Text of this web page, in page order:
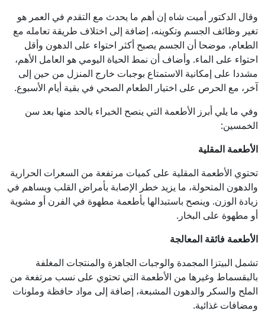
وقال الدكتور أميت شاه إن أهم ما يحدث مع التقدم في العمر هو
تغير وظائف الجسم وتكوينه، إضافة إلى اختلاف طريقة تعامله مع
الطعام، موضحا أن الجسم يصبح أكثر احتواء على الدهون وأقل
احتواء على الماء. وأضاف أن نمط الحياة اليومي هو العامل الأهم،
مشددا على إمكانية الاستمتاع بوجبات خارج المنزل من حين إلى
آخر، مع الحرص على اختيار الطعام الصحي في بقية أيام الأسبوع.
وفي ما يلي أبرز الأطعمة التي ينصح الخبراء بالحد منها بعد سن
الخمسين:
الأطعمة المقلية
تحتوي الأطعمة المقلية على كميات مرتفعة من السعرات الحرارية
والدهون المتحولة، ما يزيد خطر الإصابة بأمراض القلب ويساهم في
زيادة الوزن. وينصح باستبدالها بأطعمة مطهوة في الفرن أو مشوية
أو مطهوة على البخار.
الأطعمة فائقة المعالجة
تشمل البيتزا المجمدة والوجبات الجاهزة والمنتجات المغلفة
بالبقسماط وغيرها من الأطعمة التي تحتوي على نسب مرتفعة من
الملح والسكر والدهون المشبعة، إضافة إلى مواد حافظة وملونات
ومضافات غذائية.